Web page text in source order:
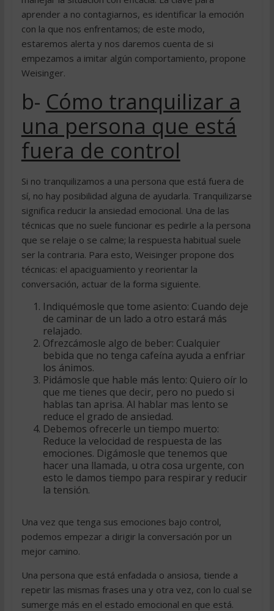
aprender a no contagiarnos, es identificar la emoción
con la que nos enfrentamos; de este modo,
estaremos alerta y nos daremos cuenta de si
empezamos a imitar algún comportamiento, propone
Weisinger.
b- Cómo tranquilizar a
una persona que está
fuera de control
Si no tranquilizamos a una persona que está fuera de
sí, no hay posibilidad alguna de ayudarla. Tranquilizarse
significa reducir la ansiedad emocional. Una de las
técnicas que no suele funcionar es pedirle a la persona
que se relaje o se calme; la respuesta habitual suele
ser la contraria. Para esto, Weisinger propone dos
técnicas: el apaciguamiento y reorientar la
conversación, actuar de la forma siguiente.
Indiquémosle que tome asiento: Cuando deje
de caminar de un lado a otro estará más
relajado.
Ofrezcámosle algo de beber: Cualquier
bebida que no tenga cafeína ayuda a enfriar
los ánimos.
Pidámosle que hable más lento: Quiero oír lo
que me tienes que decir, pero no puedo si
hablas tan aprisa. Al hablar mas lento se
reduce el grado de ansiedad.
Debemos ofrecerle un tiempo muerto:
Reduce la velocidad de respuesta de las
emociones. Digámosle que tenemos que
hacer una llamada, u otra cosa urgente, con
esto le damos tiempo para respirar y reducir
la tensión.
Una vez que tenga sus emociones bajo control,
podemos empezar a dirigir la conversación por un
mejor camino.
Una persona que está enfadada o ansiosa, tiende a
repetir las mismas frases una y otra vez, con lo cual se
sumerge más en el estado emocional en que está.